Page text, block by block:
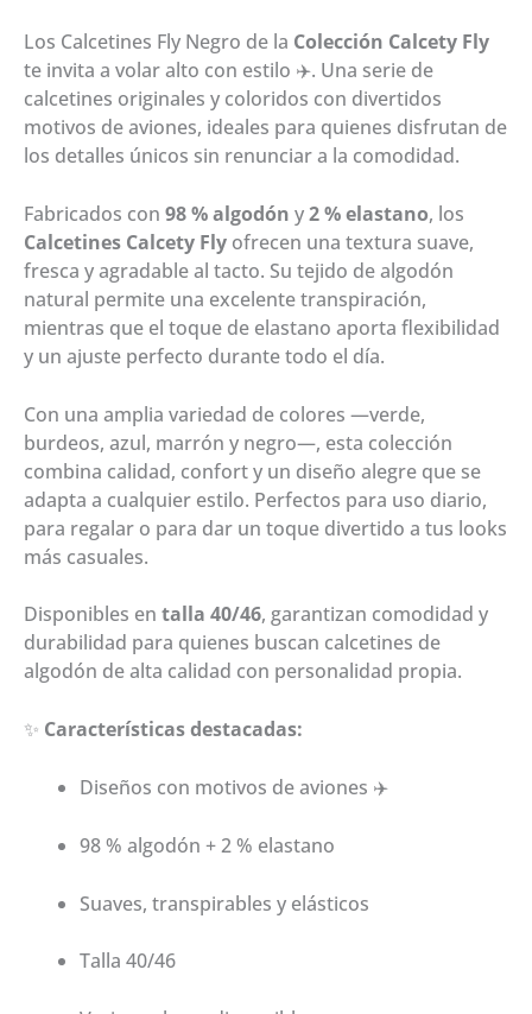
Los Calcetines Fly Negro de la Colección Calcety Fly
te invita a volar alto con estilo ✈️. Una serie de
calcetines originales y coloridos con divertidos
motivos de aviones, ideales para quienes disfrutan de
los detalles únicos sin renunciar a la comodidad.
Fabricados con 98 % algodón y2 % elastano, los
Calcetines Calcety Fly ofrecen una textura suave,
fresca y agradable al tacto. Su tejido de algodón
natural permite una excelente transpiración,
mientras que el toque de elastano aporta flexibilidad
y un ajuste perfecto durante todo el día.
Con una amplia variedad de colores —verde,
burdeos, azul, marrón y negro—, esta colección
combina calidad, confort y un diseño alegre que se
adapta a cualquier estilo. Perfectos para uso diario,
para regalar o para dar un toque divertido a tus looks
más casuales.
Disponibles en talla 40/46, garantizan comodidad y
durabilidad para quienes buscan calcetines de
algodón de alta calidad con personalidad propia.
✨ Características destacadas:
Diseños con motivos de aviones ✈️
98 % algodón + 2 % elastano
Suaves, transpirables y elásticos
Talla 40/46